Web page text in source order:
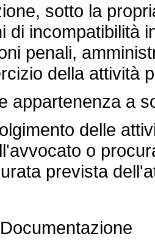
sotto la
di incompatibilità
penali,
della attività
a
delle
o
prevista
Documentazione